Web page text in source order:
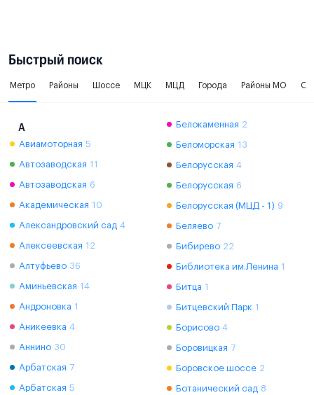
Быстрый поиск
Метро Районы Шоссе МЦК МЦД Города Районы МО
А
Авиамоторная 5
Автозаводская 11
Автозаводская 6
Академическая 10
Александровский сад 4
Алексеевская 12
Алтуфьево 36
Аминьевская 14
Андроновка 1
Аникеевка 4
Аннино 30
Арбатская 7
Арбатская 5
Белокаменная 2
Беломорская 13
Белорусская 4
Белорусская 6
Белорусская (МЦД - 1) 9
Беляево 7
Бибирево 22
Библиотека им.Ленина 1
Битца 1
Битцевский Парк 1
Борисово 4
Боровицкая 7
Боровское шоссе 2
Ботанический сад 8